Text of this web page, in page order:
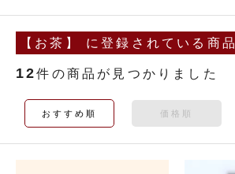
【お茶】 に登録されている商品
12件の商品が見つかりました
おすすめ順 価格順